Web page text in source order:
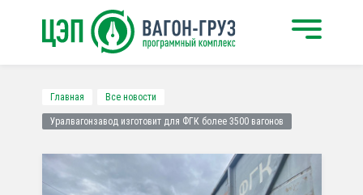
Главная Все новости
Уралвагонзавод изготовит для ФГК более 3500 вагонов